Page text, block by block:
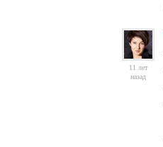
11 лет
назад